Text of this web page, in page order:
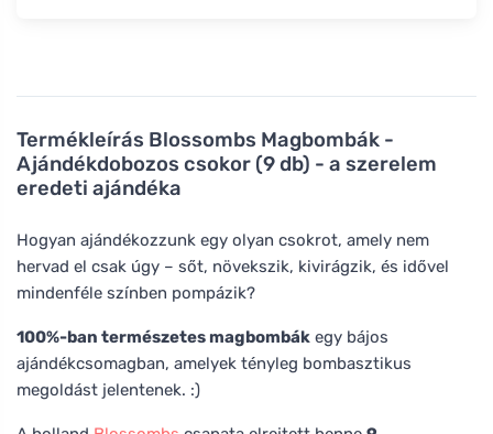
Termékleírás Blossombs Magbombák -
Ajándékdobozos csokor (9 db) - a szerelem
eredeti ajándéka
Hogyan ajándékozzunk egy olyan csokrot, amely nem
hervad el csak úgy – sőt, növekszik, kivirágzik, és idővel
mindenféle színben pompázik?
100%-ban természetes magbombák egy bájos
ajándékcsomagban, amelyek tényleg bombasztikus
megoldást jelentenek. :)